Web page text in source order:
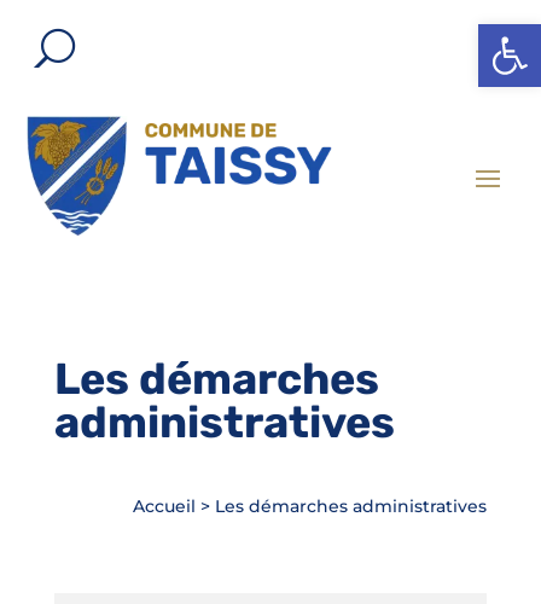
Ouvrir
Les démarches
administratives
Accueil > Les démarches administratives